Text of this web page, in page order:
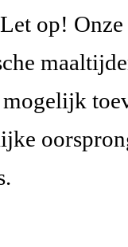
Let op! Onze
mogelijk